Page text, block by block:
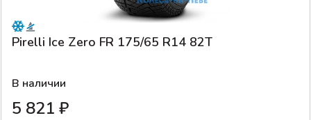
Pirelli Ice Zero FR 175/65 R14 82T
В наличии
5 821 ₽